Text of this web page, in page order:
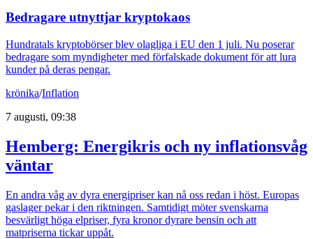
Bedragare utnyttjar kryptokaos
Hundratals kryptobörser blev olagliga i EU den 1 juli. Nu poserar
bedragare som myndigheter med förfalskade dokument för att lura
kunder på deras pengar.
krönika/Inflation
7 augusti, 09:38
Hemberg: Energikris och ny inflationsvåg
väntar
En andra våg av dyra energipriser kan nå oss redan i höst. Europas
gaslager pekar i den riktningen. Samtidigt möter svenskarna
besvärligt höga elpriser, fyra kronor dyrare bensin och att
matpriserna tickar uppåt.